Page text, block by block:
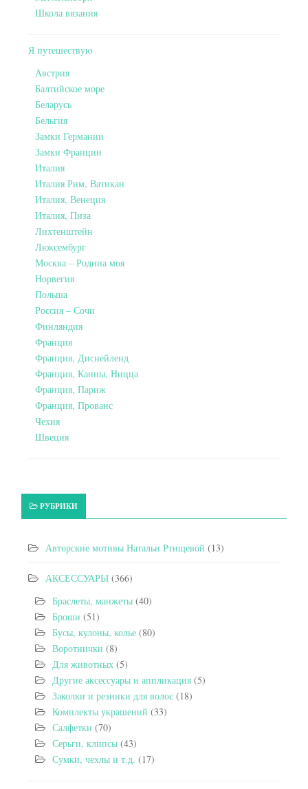
Школа вязания
Я путешествую
Австрия
Балтийское море
Беларусь
Бельгия
Замки Германии
Замки Франции
Италия
Италия Рим, Ватикан
Италия, Венеция
Италия, Пиза
Лихтенштейн
Люксембург
Москва – Родина моя
Норвегия
Польша
Россия – Сочи
Финляндия
Франция
Франция, Диснейленд
Франция, Канны, Ницца
Франция, Париж
Франция, Прованс
Чехия
Швеция
РУБРИКИ
Авторские мотивы Натальи Ртищевой (13)
АКСЕССУАРЫ (366)
Браслеты, манжеты (40)
Броши (51)
Бусы, кулоны, колье (80)
Воротнички (8)
Для животных (5)
Другие аксессуары и аппликация (5)
Заколки и резинки для волос (18)
Комплекты украшений (33)
Салфетки (70)
Серьги, клипсы (43)
Сумки, чехлы и т.д. (17)